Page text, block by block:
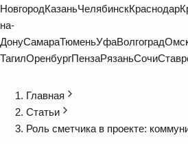
НовгородКазаньЧелябинскКраснодар
на-
ДонуСамараТюменьУфаВолгоград
ТагилОренбургПензаРязаньСочи
Главная
Статьи
Роль сметчика в проекте: